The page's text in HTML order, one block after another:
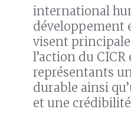
international
développement
visent
l’action du CICR
représentants
durable ainsi
et une